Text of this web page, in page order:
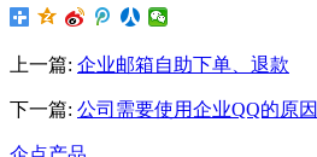
上一篇: 企业邮箱自助下单、退款
下一篇: 公司需要使用企业QQ的原因